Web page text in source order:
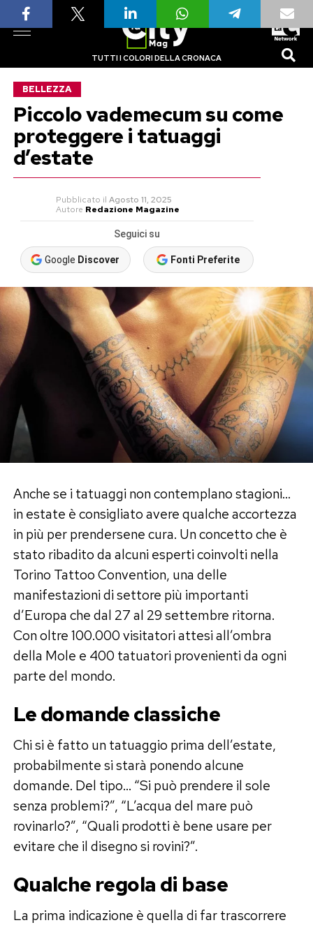
TUTTI I COLORI DELLA CRONACA
BELLEZZA
Piccolo vademecum su come
proteggere i tatuaggi
d’estate
Pubblicato il Agosto 11, 2025
Autore Redazione Magazine
Seguici su
Google Discover Fonti Preferite
Anche se i tatuaggi non contemplano stagioni…
in estate è consigliato avere qualche accortezza
in più per prendersene cura. Un concetto che è
stato ribadito da alcuni esperti coinvolti nella
Torino Tattoo Convention, una delle
manifestazioni di settore più importanti
d’Europa che dal 27 al 29 settembre ritorna.
Con oltre 100.000 visitatori attesi all’ombra
della Mole e 400 tatuatori provenienti da ogni
parte del mondo.
Le domande classiche
Chi si è fatto un tatuaggio prima dell’estate,
probabilmente si starà ponendo alcune
domande. Del tipo… “Si può prendere il sole
senza problemi?”, “L’acqua del mare può
rovinarlo?”, “Quali prodotti è bene usare per
evitare che il disegno si rovini?”.
Qualche regola di base
La prima indicazione è quella di far trascorrere